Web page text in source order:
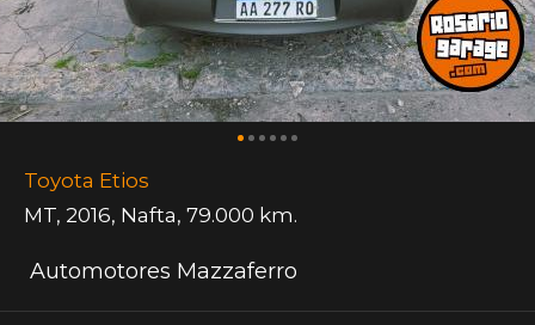
Toyota Etios
MT, 2016, Nafta, 79.000 km.
Automotores Mazzaferro